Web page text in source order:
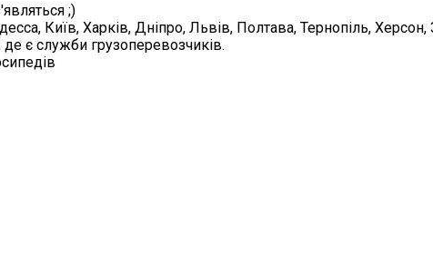
;)
Київ, Харків, Дніпро, Львів, Полтава, Тернопіль,
є служби грузоперевозчиків.